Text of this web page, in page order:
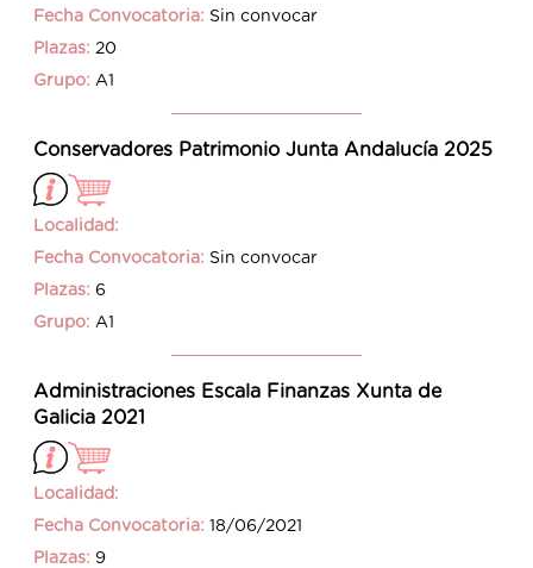
Fecha Convocatoria: Sin convocar
Plazas: 20
Grupo: A1
Conservadores Patrimonio Junta Andalucía 2025
Localidad:
Fecha Convocatoria: Sin convocar
Plazas: 6
Grupo: A1
Administraciones Escala Finanzas Xunta de
Galicia 2021
Localidad:
Fecha Convocatoria: 18/06/2021
Plazas: 9